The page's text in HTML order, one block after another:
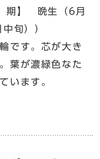
】 晩生（6月
中旬））
す。芯が大き
葉が濃緑色なた
います。